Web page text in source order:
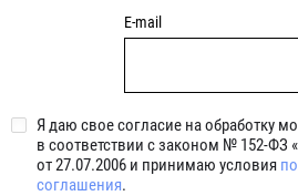
E-mail
Я даю свое согласие на обработку
в соответствии с законом № 152-ФЗ
от 27.07.2006 и принимаю условия
соглашения.